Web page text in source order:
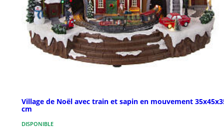
Village de Noël avec train et sapin en mouvement
cm
DISPONIBLE